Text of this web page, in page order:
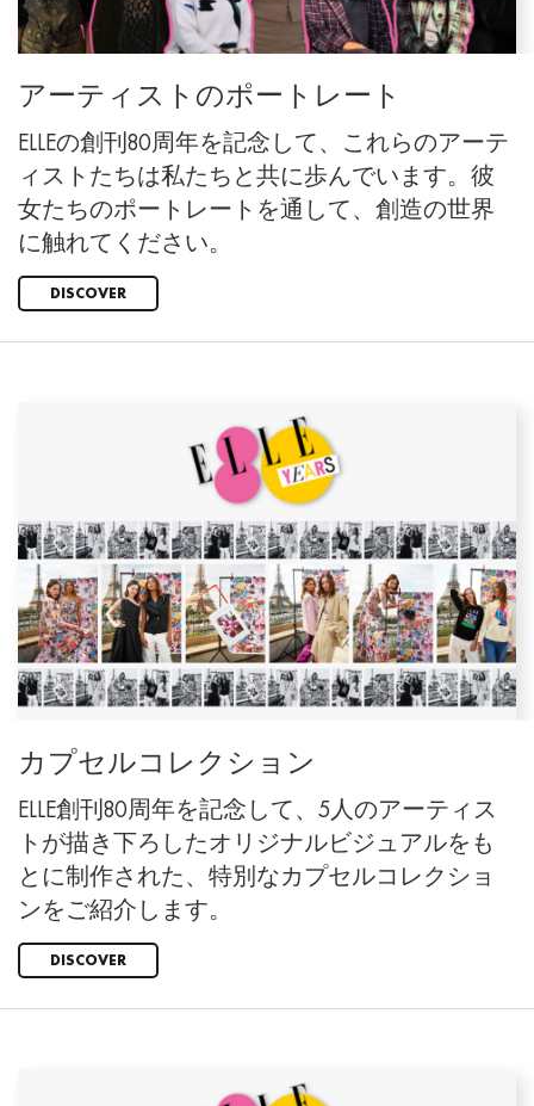
アーティストのポートレート
ELLEの創刊80周年を記念して、これらのアーテ
ィストたちは私たちと共に歩んでいます。彼
女たちのポートレートを通して、創造の世界
に触れてください。
DISCOVER
カプセルコレクション
ELLE創刊80周年を記念して、5人のアーティス
トが描き下ろしたオリジナルビジュアルをも
とに制作された、特別なカプセルコレクショ
ンをご紹介します。
DISCOVER